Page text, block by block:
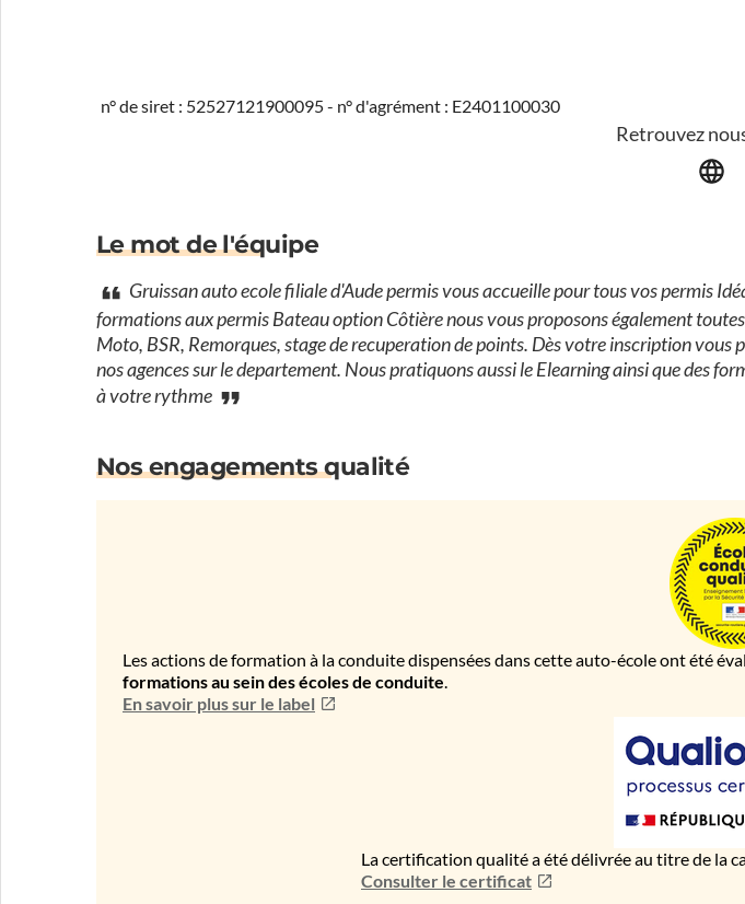
n° de siret : 52527121900095 - n° d'agrément : E2401100030
Retrouvez
Le mot de l'équipe
Gruissan auto ecole filiale d'Aude permis vous accueille pour tous vos permis
formations aux permis Bateau option Côtière nous vous proposons également
Moto, BSR, Remorques, stage de recuperation de points. Dès votre inscription vous
nos agences sur le departement. Nous pratiquons aussi le Elearning ainsi que des
à votre rythme
Nos engagements qualité
Les actions de formation à la conduite dispensées dans cette auto-école ont été
formations au sein des écoles de conduite.
En savoir plus sur le label
La certification qualité a été délivrée au titre de la
Consulter le certificat